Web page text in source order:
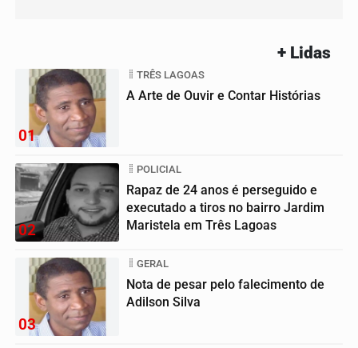
+ Lidas
01
TRÊS LAGOAS
A Arte de Ouvir e Contar Histórias
02
POLICIAL
Rapaz de 24 anos é perseguido e
executado a tiros no bairro Jardim
Maristela em Três Lagoas
03
GERAL
Nota de pesar pelo falecimento de
Adilson Silva